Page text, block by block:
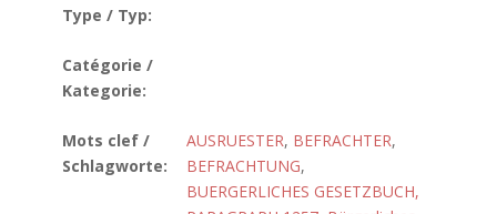
Type / Typ:
Catégorie /
Kategorie:
Mots clef /
Schlagworte:
AUSRUESTER, BEFRACHTER,
BEFRACHTUNG,
BUERGERLICHES GESETZBUCH,